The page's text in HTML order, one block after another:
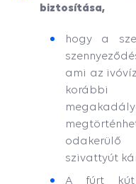
biztosítása,
hogy a
ami az
korábbi
szivattyút
A fúrt